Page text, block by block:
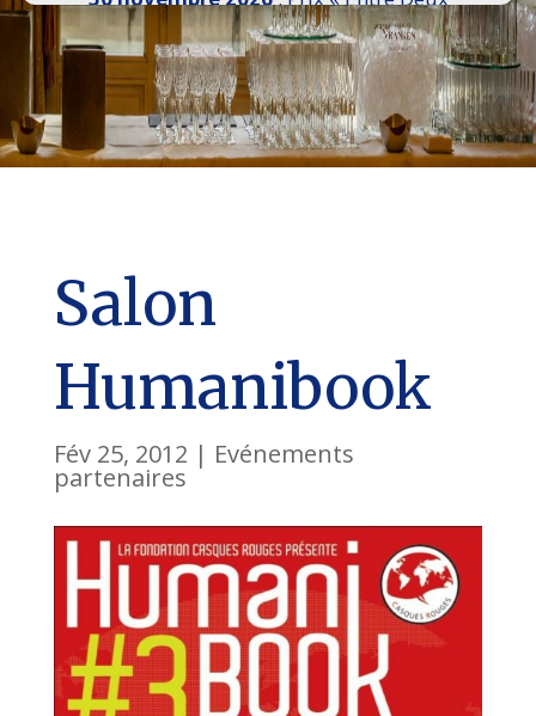
Rives » I Scemi Astutti au Sénat
7 décembre 2026 :16e Salon de l’Histoire de
18h30 à 21h, remise du Prix du Guesclin,
Cercle National des Armées 8 place Saint-
Augustin Paris 8e
Salon
Humanibook
Fév 25, 2012 | Evénements
partenaires